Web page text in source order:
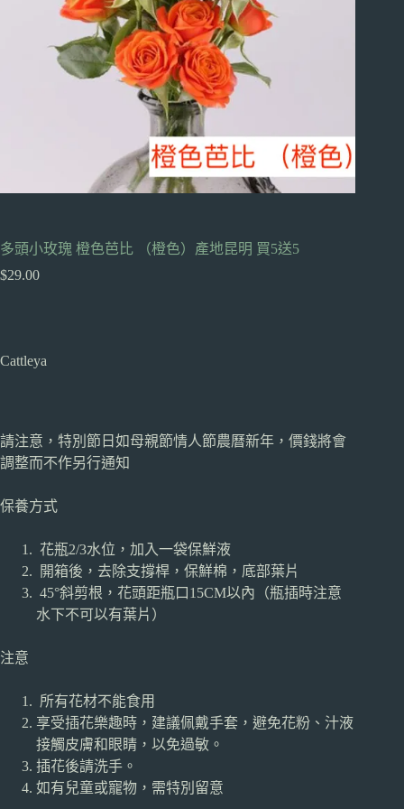
多頭小玫瑰 橙色芭比 （橙色）產地昆明 買5送5
$29.00
Cattleya
請注意，特別節日如母親節情人節農曆新年，價錢將會
調整而不作另行通知
保養方式
花瓶2/3水位，加入一袋保鮮液
開箱後，去除支撐桿，保鮮棉，底部葉片
45°斜剪根，花頭距瓶口15CM以內（瓶插時注意
水下不可以有葉片）
注意
所有花材不能食用
享受插花樂趣時，建議佩戴手套，避免花粉、汁液
接觸皮膚和眼睛，以免過敏。
插花後請洗手。
如有兒童或寵物，需特別留意